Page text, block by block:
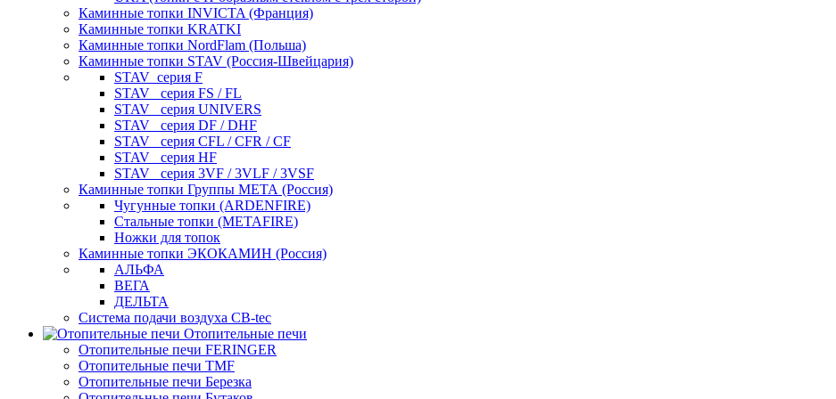
Каминные топки INVICTA (Франция)
Каминные топки KRATKI
Каминные топки NordFlam (Польша)
Каминные топки STAV (Россия-Швейцария)
STAV_серия F
STAV_ серия FS / FL
STAV_ серия UNIVERS
STAV_ серия DF / DHF
STAV_ серия CFL / CFR / CF
STAV_ серия HF
STAV_ серия 3VF / 3VLF / 3VSF
Каминные топки Группы МЕТА (Россия)
Чугунные топки (ARDENFIRE)
Стальные топки (METAFIRE)
Ножки для топок
Каминные топки ЭКОКАМИН (Россия)
АЛЬФА
ВЕГА
ДЕЛЬТА
Система подачи воздуха CB-tec
Отопительные печи
Отопительные печи FERINGER
Отопительные печи TMF
Отопительные печи Березка